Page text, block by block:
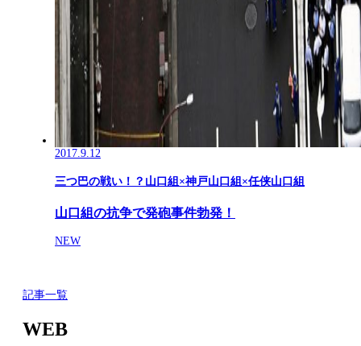
2017.9.12
三つ巴の戦い！？山口組×神戸山口組×任侠山口組
山口組の抗争で発砲事件勃発！
NEW
記事一覧
WEB